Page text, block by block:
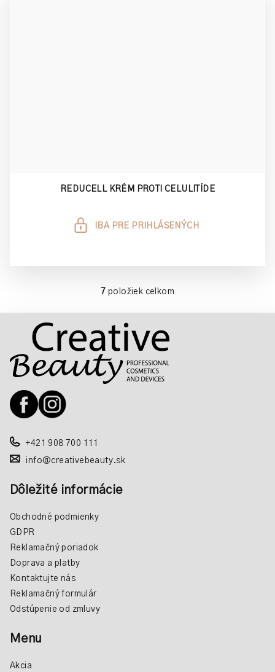
REDUCELL KRÉM PROTI CELULITÍDE
IBA PRE PRIHLÁSENÝCH
O
v
á
d
a
c
7 položiek celkom
+421 908 700 111
info@creativebeauty.sk
Dôležité informácie
Obchodné podmienky
GDPR
Reklamačný poriadok
Doprava a platby
Kontaktujte nás
Reklamačný formulár
Odstúpenie od zmluvy
Menu
Akcia